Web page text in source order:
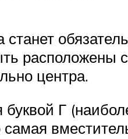
расположены
центра.
Г